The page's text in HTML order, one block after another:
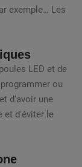
exemple… Les
LED et de
ou
d'avoir une
et d'éviter le